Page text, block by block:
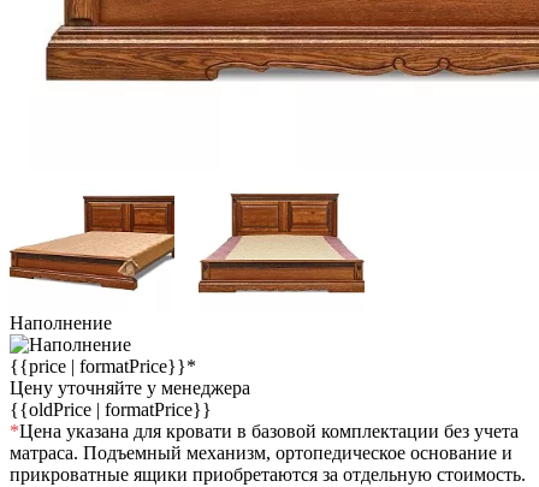
Наполнение
{{price | formatPrice}}*
Цену уточняйте у менеджера
{{oldPrice | formatPrice}}
*Цена указана для кровати в базовой комплектации без учета
матраса. Подъемный механизм, ортопедическое основание и
прикроватные ящики приобретаются за отдельную стоимость.